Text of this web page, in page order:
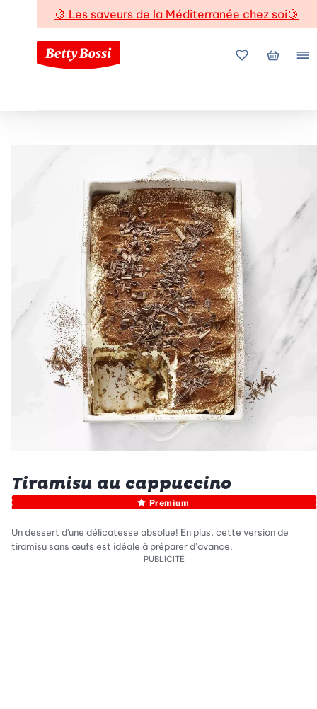
🍋 Les saveurs de la Méditerranée chez soi🍋
Mes favoris
Mon
Tiramisu au cappuccino
Premium
Un dessert d'une délicatesse absolue! En plus, cette version de
tiramisu sans œufs est idéale à préparer d’avance.
PUBLICITÉ